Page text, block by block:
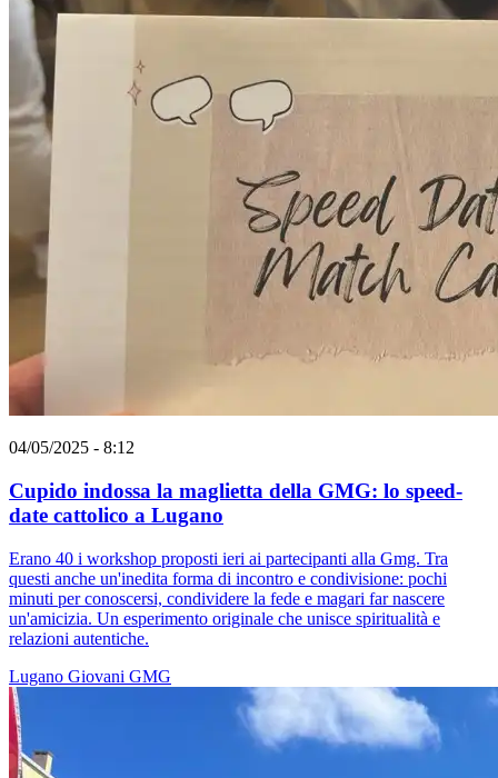
04/05/2025 - 8:12
Cupido indossa la maglietta della GMG: lo speed-
date cattolico a Lugano
Erano 40 i workshop proposti ieri ai partecipanti alla Gmg. Tra
questi anche un'inedita forma di incontro e condivisione: pochi
minuti per conoscersi, condividere la fede e magari far nascere
un'amicizia. Un esperimento originale che unisce spiritualità e
relazioni autentiche.
Lugano Giovani GMG